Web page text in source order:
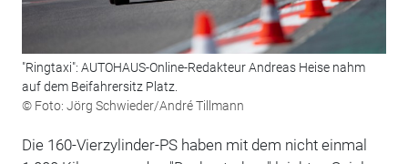
"Ringtaxi": AUTOHAUS-Online-Redakteur Andreas Heise nahm
auf dem Beifahrersitz Platz.
© Foto: Jörg Schwieder/André Tillmann
Die 160-Vierzylinder-PS haben mit dem nicht einmal